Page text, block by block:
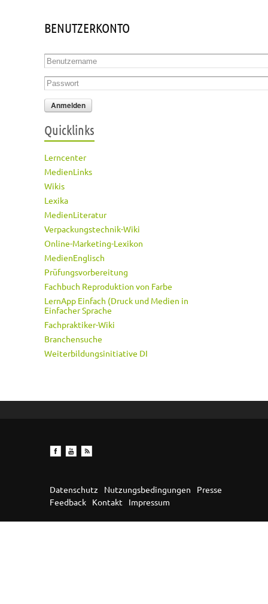
BENUTZERKONTO
Benutzername
Passwort
Quicklinks
Lerncenter
MedienLinks
Wikis
Lexika
MedienLiteratur
Verpackungstechnik-Wiki
Online-Marketing-Lexikon
MedienEnglisch
Prüfungsvorbereitung
Fachbuch Reproduktion von Farbe
LernApp Einfach (Druck und Medien in
Einfacher Sprache
Fachpraktiker-Wiki
Branchensuche
Weiterbildungsinitiative DI
Datenschutz Nutzungsbedingungen
Presse
Feedback
Kontakt Impressum